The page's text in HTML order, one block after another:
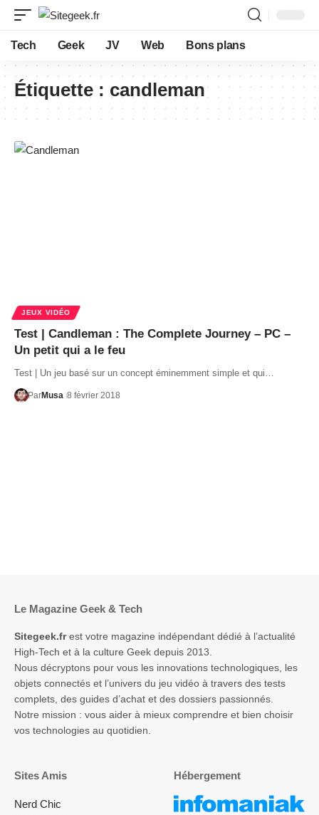
Tech Geek JV Web Bons plans
Étiquette : candleman
JEUX VIDÉO
Test | Candleman : The Complete Journey – PC –
Un petit qui a le feu
Test | Un jeu basé sur un concept éminemment simple et qui…
ParMusa 8 février 2018
Le Magazine Geek & Tech
Sitegeek.frest votre magazine indépendant dédié à l’actualité
High-Tech et à la culture Geek depuis 2013.
Nous décryptons pour vous les innovations technologiques, les
objets connectés et l’univers du jeu vidéo à travers des tests
complets, des guides d’achat et des dossiers passionnés.
Notre mission : vous aider à mieux comprendre et bien choisir
vos technologies au quotidien.
Sites Amis
Nerd Chic
Hébergement